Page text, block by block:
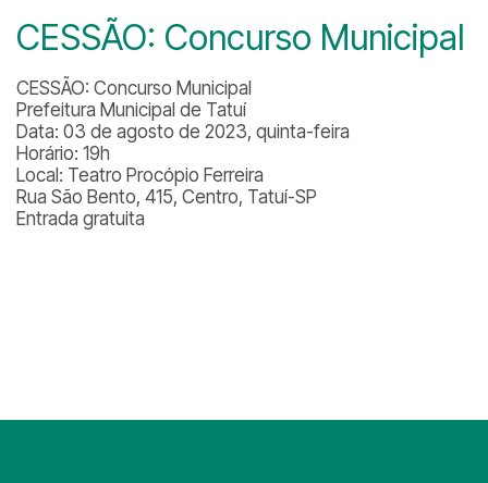
CESSÃO: Concurso Municipal
CESSÃO: Concurso Municipal
Prefeitura Municipal de Tatuí
Data: 03 de agosto de 2023, quinta-feira
Horário: 19h
Local: Teatro Procópio Ferreira
Rua São Bento, 415, Centro, Tatuí-SP
Entrada gratuita